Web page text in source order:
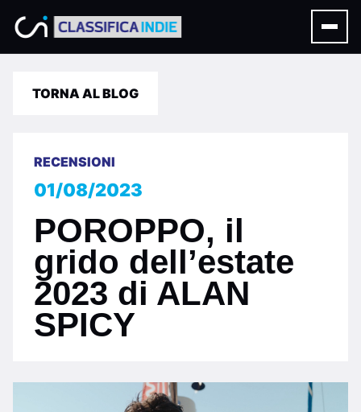
TORNA AL BLOG
RECENSIONI
01/08/2023
POROPPO, il
grido dell’estate
2023 di ALAN
SPICY